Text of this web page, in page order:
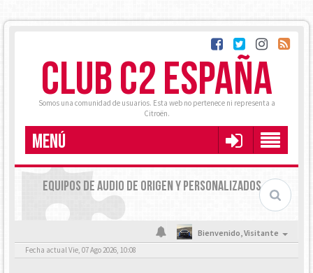
CLUB C2 ESPAÑA
Somos una comunidad de usuarios. Esta web no pertenece ni representa a
Citroën.
MENÚ
EQUIPOS DE AUDIO DE ORIGEN Y PERSONALIZADOS
Bienvenido,Visitante
Fecha actual Vie, 07 Ago 2026, 10:08